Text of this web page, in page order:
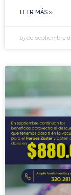
LEER MÁS »
15 de septiembre